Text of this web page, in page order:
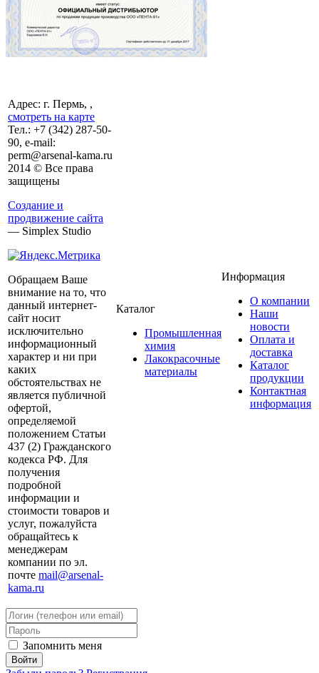
Адрес: г. Пермь, ,
смотреть на карте
Тел.: +7 (342) 287-50-
90, e-mail:
perm@arsenal-kama.ru
2014 © Все права
защищены
Создание и
продвижение сайта
— Simplex Studio
Обращаем Ваше
внимание на то, что
данный интернет-
сайт носит
исключительно
информационный
характер и ни при
каких
обстоятельствах не
является публичной
офертой,
определяемой
положением Статьи
437 (2) Гражданского
кодекса РФ. Для
получения
подробной
информации и
стоимости товаров и
услуг, пожалуйста
обращайтесь к
менеджерам
компании по эл.
почте mail@arsenal-
kama.ru
Каталог
Промышленная
химия
Лакокрасочные
материалы
Информация
О компании
Наши
новости
Оплата и
доставка
Каталог
продукции
Контактная
информация
Запомнить меня